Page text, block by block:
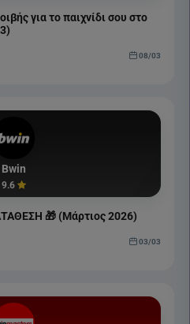
για το παιχνίδι σου στο
08/03
Bwin
9.6
🎁 (Μάρτιος 2026)
03/03